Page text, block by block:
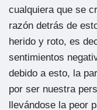
cualquiera que se
razón detrás de
herido y roto, es
sentimientos
debido a esto, la
por ser nuestra
llevándose la peor